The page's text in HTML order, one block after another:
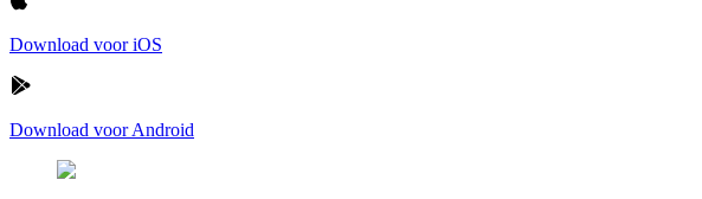
Download voor iOS
Download voor Android